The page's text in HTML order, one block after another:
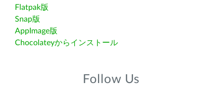
Flatpak版
Snap版
AppImage版
Chocolateyからインストール
Follow Us